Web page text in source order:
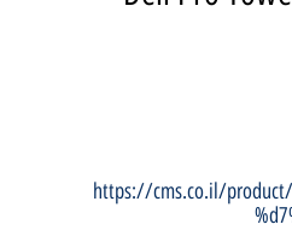
https://cms.co.il/